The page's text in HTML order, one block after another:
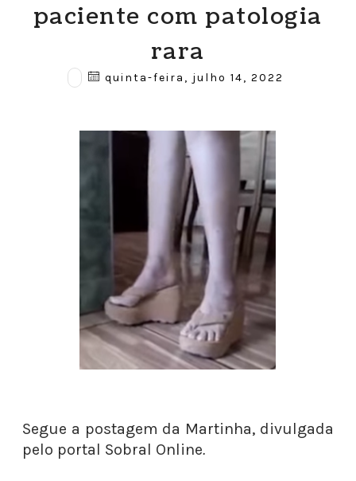
paciente com patologia
rara
quinta-feira, julho 14, 2022
Segue a postagem da Martinha, divulgada
pelo portal Sobral Online.